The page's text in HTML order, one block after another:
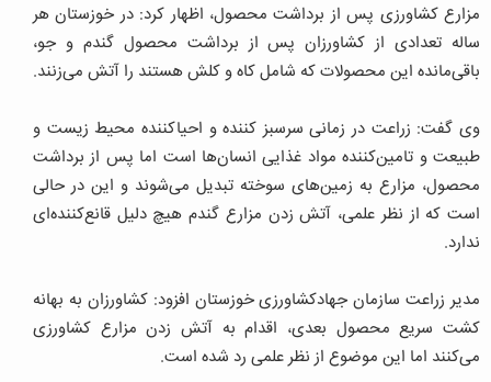
مزارع کشاورزی پس از برداشت محصول، اظهار کرد: در خوزستان هر
ساله تعدادی از کشاورزان پس از برداشت محصول گندم و جو،
باقی‌مانده این محصولات که شامل کاه و کلش هستند را آتش می‌زنند.
وی گفت: زراعت در زمانی سرسبز کننده و احیاکننده محیط زیست و
طبیعت و تامین‌کننده مواد غذایی انسان‌ها است اما پس از برداشت
محصول، مزارع به زمین‌های سوخته تبدیل می‌شوند و این در حالی
است که از نظر علمی، آتش زدن مزارع گندم هیچ دلیل قانع‌کننده‌ای
ندارد.
مدیر زراعت سازمان جهادکشاورزی خوزستان افزود: کشاورزان به بهانه
کشت سریع محصول بعدی، اقدام به آتش زدن مزارع کشاورزی
می‌کنند اما این موضوع از نظر علمی رد شده است.